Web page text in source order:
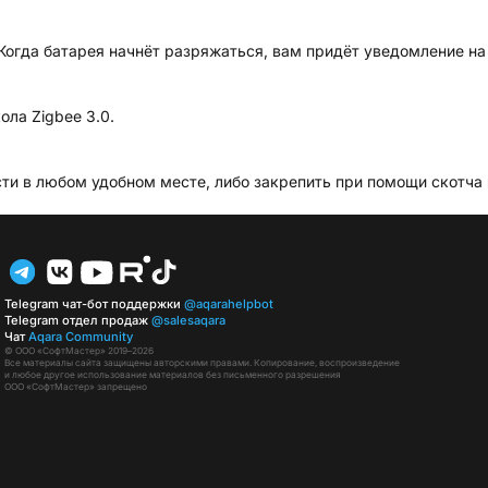
батарея начнёт разряжаться, вам придёт уведомление
Zigbee 3.0.
в любом удобном месте, либо закрепить при помощи скотча
Telegram чат-бот поддержки @aqarahelpbot
Telegram отдел продаж@salesaqara
ЧатAqara Community
© ООО «СофтМастер» 2019–2026
Все материалы сайта защищены авторскими правами. Копирование, воспроизведение
и любое другое использование материалов без письменного разрешения
ООО «СофтМастер» запрещено